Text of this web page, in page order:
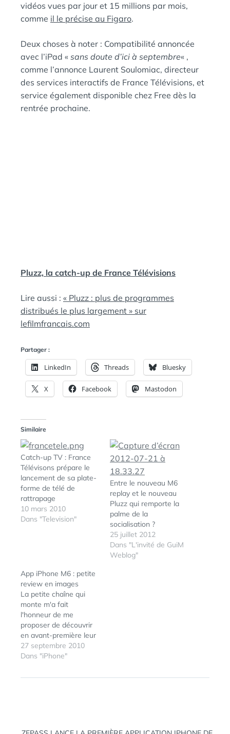
vidéos vues par jour et 15 millions par mois,
comme il le précise au Figaro.
Deux choses à noter : Compatibilité annoncée
avec l’iPad « sans doute d’ici à septembre« ,
comme l’annonce Laurent Soulomiac, directeur
des services interactifs de France Télévisions, et
service également disponible chez Free dès la
rentrée prochaine.
Pluzz, la catch-up de France Télévisions
Lire aussi : « Pluzz : plus de programmes
distribués le plus largement » sur
lefilmfrancais.com
Partager :
LinkedIn Threads Bluesky
X Facebook Mastodon
Similaire
Catch-up TV : France
Télévisons prépare le
lancement de sa plate-
forme de télé de
rattrapage
10 mars 2010
Dans "Television"
Entre le nouveau M6
replay et le nouveau
Pluzz qui remporte la
palme de la
socialisation ?
25 juillet 2012
Dans "L'invité de GuiM
Weblog"
App iPhone M6 : petite
review en images
La petite chaîne qui
monte m'a fait
l'honneur de me
proposer de découvrir
en avant-première leur
app iphone qui devrait
sous peu être
l'AppStore. Mieux que
27 septembre 2010
Dans "iPhone"
FRANCE
Navigation